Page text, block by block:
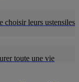
choisir leurs ustensiles
toute une vie